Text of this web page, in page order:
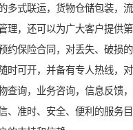
多式联运，货物仓储包装，
理，还可以为广大客户提供
约保险合同，对丢失、破损
时可开，并备有专人热线，
查询，业务咨询，信息反馈
、准时、安全、便利的服务